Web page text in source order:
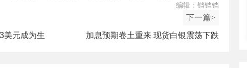
编辑：铛铛铛
美元成为生
下一篇>
加息预期卷土重来 现货白银震荡下跌